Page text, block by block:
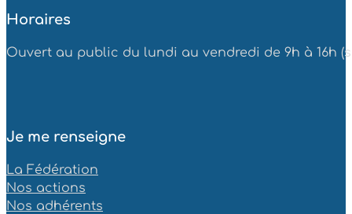
Horaires
Ouvert au public du lundi au vendredi de 9h à 16h
Je me renseigne
La Fédération
Nos actions
Nos adhérents